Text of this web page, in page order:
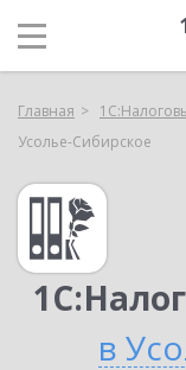
Главная
Усолье-Сибирское
в